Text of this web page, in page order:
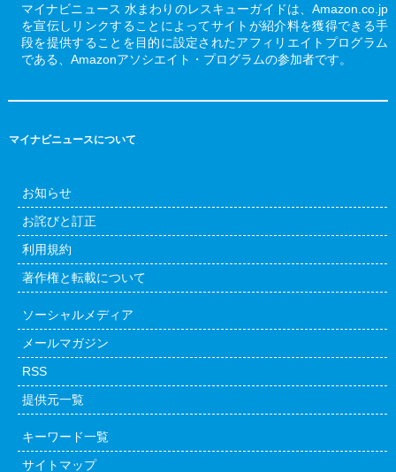
マイナビニュース 水まわりのレスキューガイドは、Amazon.co.jp
を宣伝しリンクすることによってサイトが紹介料を獲得できる手
段を提供することを目的に設定されたアフィリエイトプログラム
である、Amazonアソシエイト・プログラムの参加者です。
マイナビニュースについて
お知らせ
お詫びと訂正
利用規約
著作権と転載について
ソーシャルメディア
メールマガジン
RSS
提供元一覧
キーワード一覧
サイトマップ